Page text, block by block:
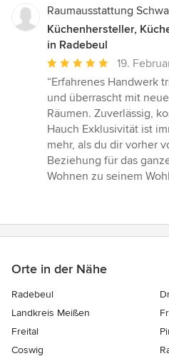
Raumausstattung
Küchenhersteller,
in Radebeul
Durchschnittliche
Bewertung:
5
von
5
Sternen
19.
“Erfahrenes Handwerk
und überrascht mit
Räumen. Zuverlässig,
Hauch Exklusivität ist
mehr, als du dir vorher
Beziehung für das
Wohnen zu seinem
Orte in der Nähe
Radebeul
Landkreis Meißen
Freital
Coswig